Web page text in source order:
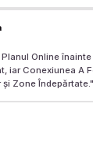
Online
iar Conexiunea A
și Zone Îndepărtate."